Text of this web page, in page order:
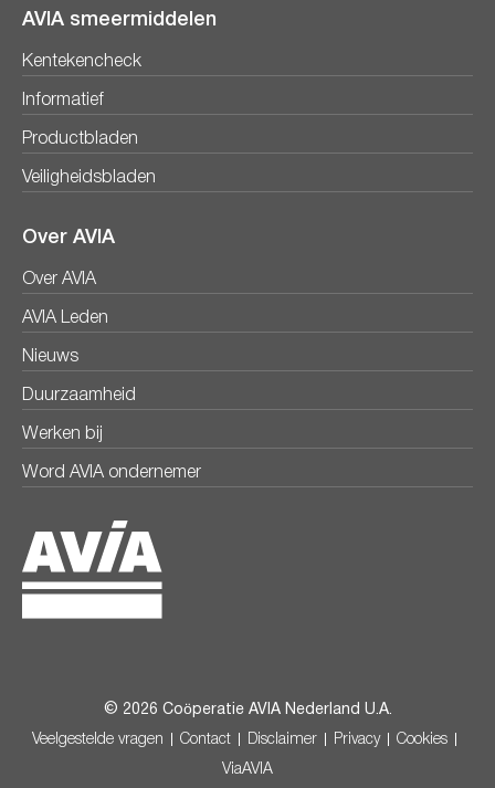
AVIA smeermiddelen
Kentekencheck
Informatief
Productbladen
Veiligheidsbladen
Over AVIA
Over AVIA
AVIA Leden
Nieuws
Duurzaamheid
Werken bij
Word AVIA ondernemer
© 2026 Coöperatie AVIA Nederland U.A.
Veelgestelde vragen Contact Disclaimer Privacy Cookies
ViaAVIA